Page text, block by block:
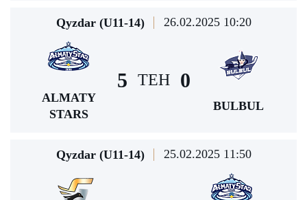
Qyzdar (U11-14) 26.02.2025 10:20
ALMATY
STARS
5 TEH 0
BULBUL
Qyzdar (U11-14) 25.02.2025 11:50